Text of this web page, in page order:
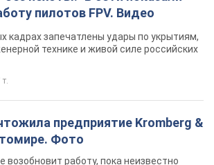
пилотов FPV. Видео
кадрах запечатлены удары по укрытиям,
технике и живой силе российских
т.
предприятие Kromberg &
Фото
возобновит работу, пока неизвестно